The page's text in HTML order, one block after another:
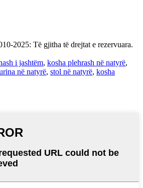
2025: Të gjitha të drejtat e rezervuara.
i jashtëm, kosha plehrash në natyrë,
në natyrë, stol në natyrë, kosha